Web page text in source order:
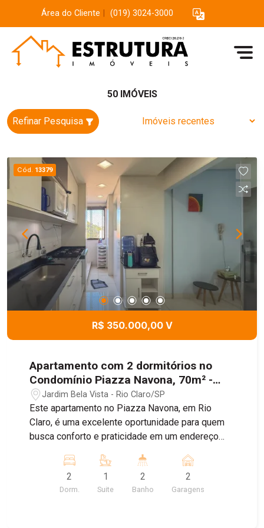
Área do Cliente (019) 3024-3000
50 IMÓVEIS
Refinar Pesquisa
Cód. 13379
R$ 350.000,00 V
Apartamento com 2 dormitórios no
Condomínio Piazza Navona, 70m² -
Jardim Bela Vista, Rio Claro/SP
Jardim Bela Vista - Rio Claro/SP
Este apartamento no Piazza Navona, em Rio
Claro, é uma excelente oportunidade para quem
busca conforto e praticidade em um endereço
com dois quartos: um deles é uma suíte
aconchegante que garante privacidade e
comodidade, enquanto o outro foi transformado
2
Dorm.
1
Suite
2
Banho
2
Garagens